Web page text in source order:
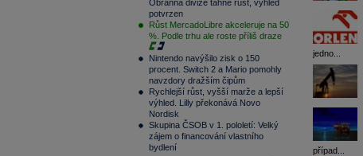
Obranná divize táhne růst, výhled
potvrzen
Růst MercadoLibre akceleruje na 50
%. Podle trhu ale roste příliš draze
Nintendo navýšilo zisk o 150
procent. Switch 2 a Mario pomohly
navzdory dražším čipům
Rychlejší růst, vyšší marže a lepší
výhled. Lilly překonává Novo
Nordisk
Skupina ČSOB v 1. pololetí: Velký
zájem o financování vlastního
bydlení
jedno...
případ...